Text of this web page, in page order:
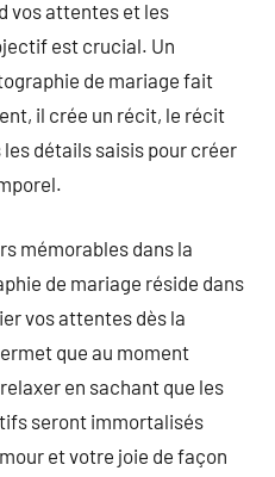
vos attentes et les
est crucial. Un
de mariage fait
il crée un récit, le récit
détails saisis pour créer
mémorables dans la
de mariage réside dans
vos attentes dès la
que au moment
en sachant que les
seront immortalisés
et votre joie de façon